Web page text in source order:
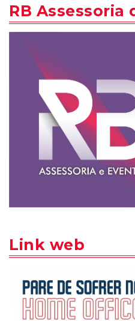
RB Assessoria
Link web